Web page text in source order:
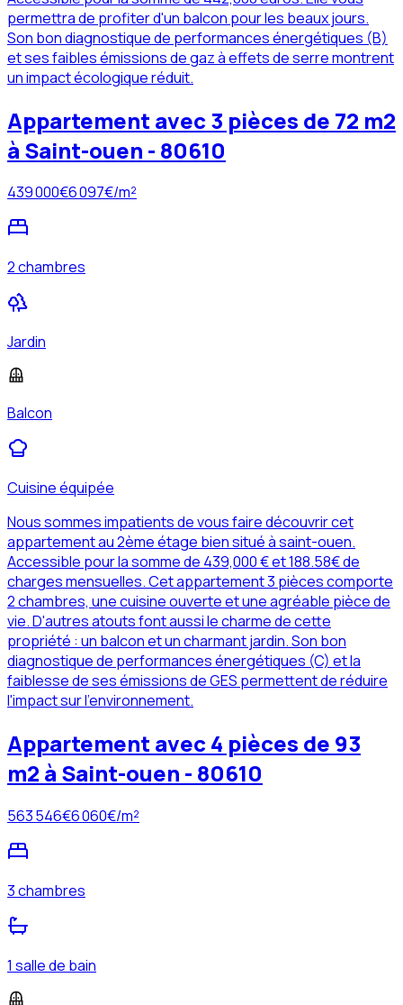
permettra de profiter d'un balcon pour les beaux jours.
Son bon diagnostique de performances énergétiques (B)
et ses faibles émissions de gaz à effets de serre montrent
un impact écologique réduit.
Appartement avec 3 pièces de 72 m2
à Saint-ouen - 80610
439 000€6 097€/m²
2 chambres
Jardin
Balcon
Cuisine équipée
Nous sommes impatients de vous faire découvrir cet
appartement au 2ème étage bien situé à saint-ouen.
Accessible pour la somme de 439,000 € et 188.58€ de
charges mensuelles. Cet appartement 3 pièces comporte
2 chambres, une cuisine ouverte et une agréable pièce de
vie. D'autres atouts font aussi le charme de cette
propriété : un balcon et un charmant jardin. Son bon
diagnostique de performances énergétiques (C) et la
faiblesse de ses émissions de GES permettent de réduire
l'impact sur l'environnement.
Appartement avec 4 pièces de 93
m2 à Saint-ouen - 80610
563 546€6 060€/m²
3 chambres
1 salle de bain